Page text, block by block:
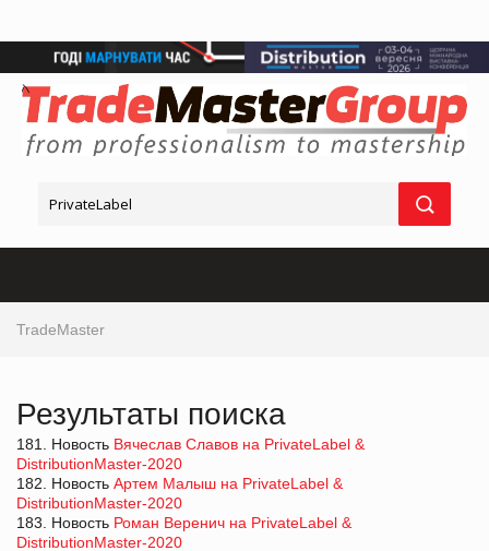
TradeMaster
Результаты поиска
181. Новость Вячеслав Славов на PrivateLabel &
DistributionMaster-2020
182. Новость Артем Малыш на PrivateLabel &
DistributionMaster-2020
183. Новость Роман Веренич на PrivateLabel &
DistributionMaster-2020